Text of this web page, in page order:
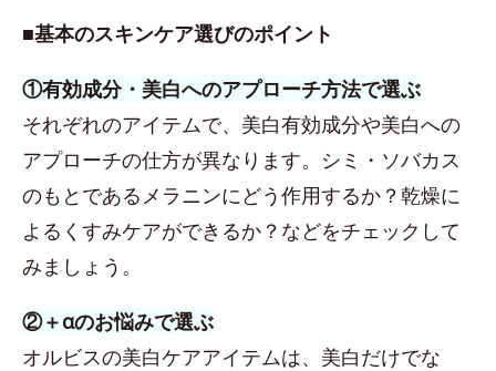
■基本のスキンケア選びのポイント
①有効成分・美白へのアプローチ方法で選ぶ
それぞれのアイテムで、美白有効成分や美白への
アプローチの仕方が異なります。シミ・ソバカス
のもとであるメラニンにどう作用するか？乾燥に
よるくすみケアができるか？などをチェックして
みましょう。
②＋αのお悩みで選ぶ
オルビスの美白ケアアイテムは、美白だけでな